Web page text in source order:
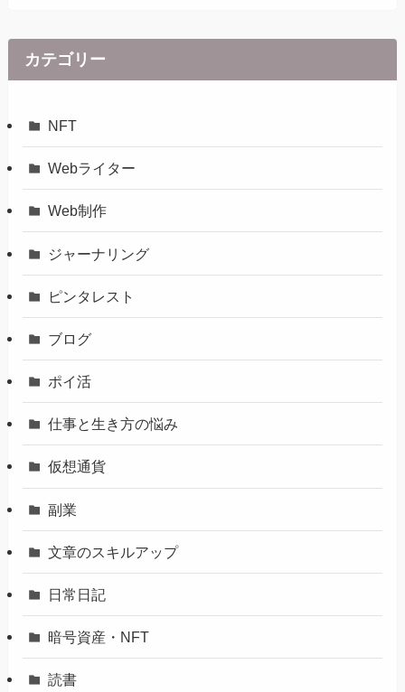
カテゴリー
NFT
Webライター
Web制作
ジャーナリング
ピンタレスト
ブログ
ポイ活
仕事と生き方の悩み
仮想通貨
副業
文章のスキルアップ
日常日記
暗号資産・NFT
読書